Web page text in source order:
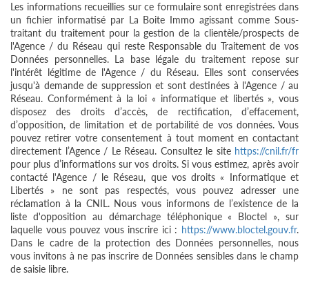
Les informations recueillies sur ce formulaire sont enregistrées dans
un fichier informatisé par La Boite Immo agissant comme Sous-
traitant du traitement pour la gestion de la clientèle/prospects de
l'Agence / du Réseau qui reste Responsable du Traitement de vos
Données personnelles. La base légale du traitement repose sur
l'intérêt légitime de l'Agence / du Réseau. Elles sont conservées
jusqu'à demande de suppression et sont destinées à l'Agence / au
Réseau. Conformément à la loi « informatique et libertés », vous
disposez des droits d’accès, de rectification, d’effacement,
d’opposition, de limitation et de portabilité de vos données. Vous
pouvez retirer votre consentement à tout moment en contactant
directement l’Agence / Le Réseau. Consultez le site https://cnil.fr/fr
pour plus d’informations sur vos droits. Si vous estimez, après avoir
contacté l'Agence / le Réseau, que vos droits « Informatique et
Libertés » ne sont pas respectés, vous pouvez adresser une
réclamation à la CNIL. Nous vous informons de l’existence de la
liste d'opposition au démarchage téléphonique « Bloctel », sur
laquelle vous pouvez vous inscrire ici : https://www.bloctel.gouv.fr.
Dans le cadre de la protection des Données personnelles, nous
vous invitons à ne pas inscrire de Données sensibles dans le champ
de saisie libre.